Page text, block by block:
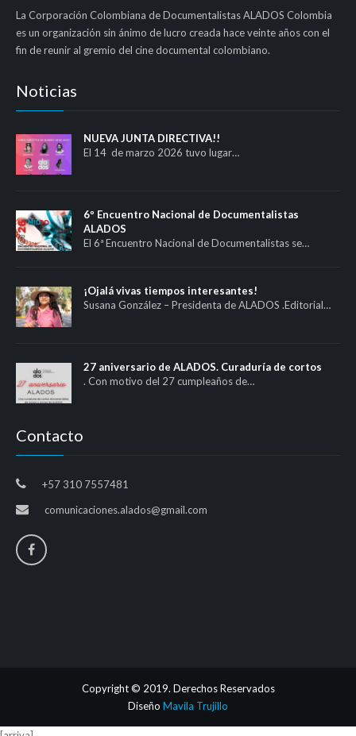
La Corporación Colombiana de Documentalistas ALADOS Colombia
es un organización sin ánimo de lucro creada hace veinte años con el
fin de reunir al gremio del cine documental colombiano.
Noticias
NUEVA JUNTA DIRECTIVA!!
El 14 de marzo 2026 tuvo lugar…
6º Encuentro Nacional de Documentalistas
ALADOS
El 6ª Encuentro Nacional de Documentalistas se…
¡Ojalá vivas tiempos interesantes!
Susana González – Presidenta de ALADOS .Editorial…
27 aniversario de ALADOS. Curaduría de cortos
. Con motivo del 27 cumpleaños de…
Contacto
+57 310 7557481
comunicaciones.alados@gmail.com
Copyright © 2019. Derechos Reservados
Diseño Mavila Trujillo